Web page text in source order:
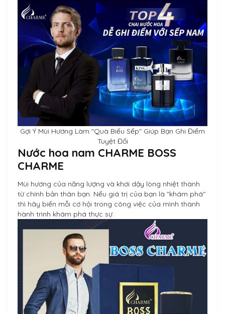
Gợi Ý Mùi Hương Làm "Quà Biếu Sếp" Giúp Bạn Ghi Điểm
Tuyệt Đối
Nước hoa nam CHARME BOSS
CHARME
Mùi hương của năng lượng và khơi dậy lòng nhiệt thành
từ chính bản thân bạn. Nếu giá trị của bạn là "khám phá"
thì hãy biến mỗi cơ hội trong công việc của mình thành
hành trình khám phá thực sự.